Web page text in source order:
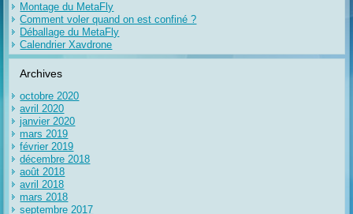
Montage du MetaFly
Comment voler quand on est confiné ?
Déballage du MetaFly
Calendrier Xavdrone
Archives
octobre 2020
avril 2020
janvier 2020
mars 2019
février 2019
décembre 2018
août 2018
avril 2018
mars 2018
septembre 2017